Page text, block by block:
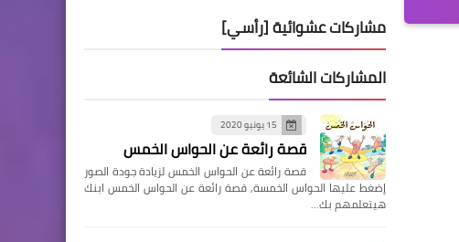
مشاركات عشوائية [رأسي]
المشاركات الشائعة
15 يونيو 2020
قصة رائعة عن الحواس الخمس
قصة رائعة عن الحواس الخمس لزيادة جودة الصور
إضغط عليها الحواس الخمسة, قصة رائعة عن الحواس الخمس ابنك
هيتعلمهم بك…